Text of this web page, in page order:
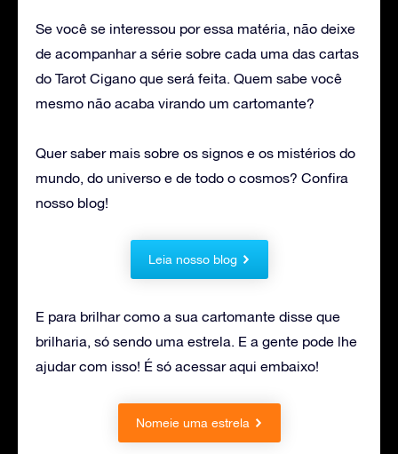
Se você se interessou por essa matéria, não deixe
de acompanhar a série sobre cada uma das cartas
do Tarot Cigano que será feita. Quem sabe você
mesmo não acaba virando um cartomante?
Quer saber mais sobre os signos e os mistérios do
mundo, do universo e de todo o cosmos? Confira
nosso blog!
Leia nosso blog
E para brilhar como a sua cartomante disse que
brilharia, só sendo uma estrela. E a gente pode lhe
ajudar com isso! É só acessar aqui embaixo!
Nomeie uma estrela